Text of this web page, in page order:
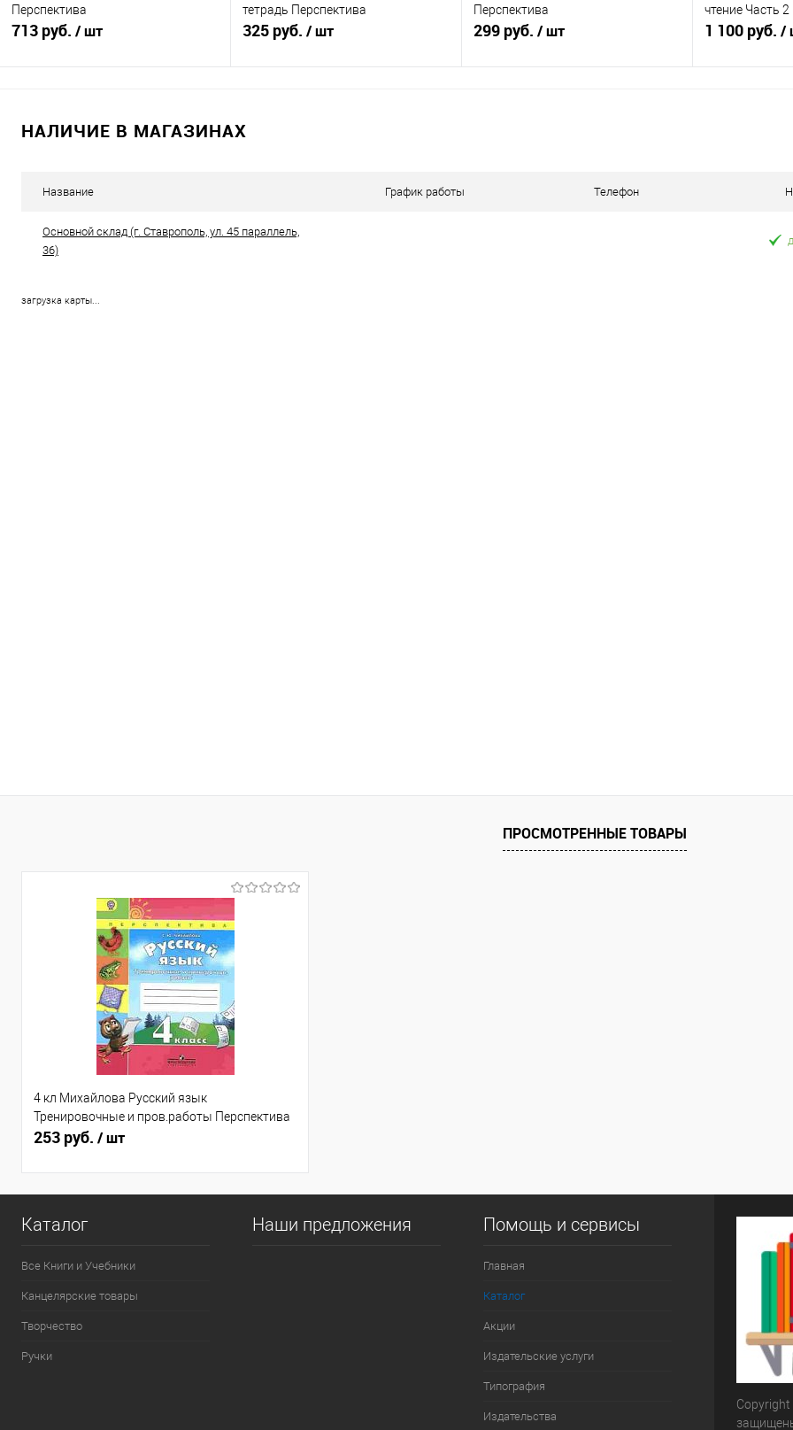
Перспектива
713 руб. / шт
Купить в 1 клик
К сравнению
тетрадь Перспектива
325 руб. / шт
Перспектива
299 руб. / шт
чтение Часть
1 100 руб. /
НАЛИЧИЕ В МАГАЗИНАХ
Название График работы Телефон
Основной склад (г. Ставрополь, ул. 45 параллель,
36)
загрузка карты...
ПРОСМОТРЕННЫЕ ТОВАРЫ
4 кл Михайлова Русский язык
Тренировочные и пров.работы Перспектива
253 руб. / шт
Каталог
Все Книги и Учебники
Канцелярские товары
Творчество
Ручки
Наши предложения Помощь и сервисы
Главная
Каталог
Акции
Издательские услуги
Типография
Издательства